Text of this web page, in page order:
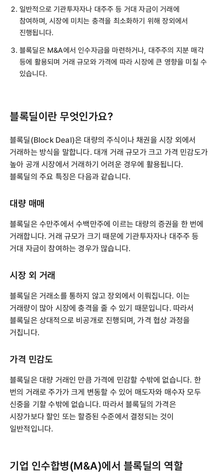
일반적으로 기관투자자나 대주주 등 거대 자금이 거래에
참여하며, 시장에 미치는 충격을 최소화하기 위해 장외에서
진행됩니다.
블록딜은 M&A에서 인수자금을 마련하거나, 대주주의 지분 매각
등에 활용되며 거래 규모와 가격에 따라 시장에 큰 영향을 미칠 수
있습니다.
블록딜이란 무엇인가요?
블록딜(Block Deal)은 대량의 주식이나 채권을 시장 외에서
거래하는 방식을 말합니다. 대개 거래 규모가 크고 가격 민감도가
높아 공개 시장에서 거래하기 어려운 경우에 활용됩니다.
블록딜의 주요 특징은 다음과 같습니다.
대량 매매
블록딜은 수만주에서 수백만주에 이르는 대량의 증권을 한 번에
거래합니다. 거래 규모가 크기 때문에 기관투자자나 대주주 등
거대 자금이 참여하는 경우가 많습니다.
시장 외 거래
블록딜은 거래소를 통하지 않고 장외에서 이뤄집니다. 이는
거래량이 많아 시장에 충격을 줄 수 있기 때문입니다. 따라서
블록딜은 상대적으로 비공개로 진행되며, 가격 협상 과정을
거칩니다.
가격 민감도
블록딜은 대량 거래인 만큼 가격에 민감할 수밖에 없습니다. 한
번의 거래로 주가가 크게 변동할 수 있어 매도자와 매수자 모두
신중을 기할 수밖에 없습니다. 따라서 블록딜의 가격은
시장가보다 할인 또는 할증된 수준에서 결정되는 것이
일반적입니다.
기업 인수합병(M&A)에서 블록딜의 역할